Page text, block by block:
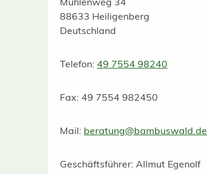
88633 Heiligenberg
Deutschland
Telefon: 49 7554 98240
Fax: 49 7554 982450
Mail: beratung@bambuswald.de
Geschäftsführer: Allmut Egenolf